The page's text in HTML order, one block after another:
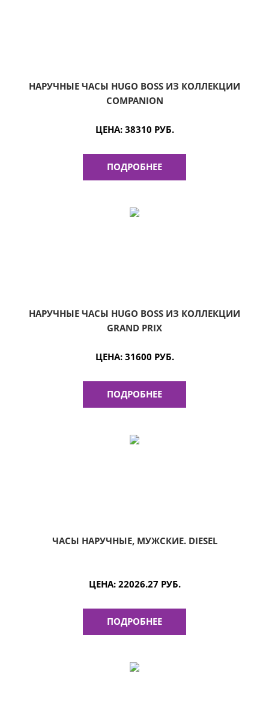
НАРУЧНЫЕ ЧАСЫ HUGO BOSS ИЗ КОЛЛЕКЦИИ
COMPANION
ЦЕНА:38310 РУБ.
ПОДРОБНЕЕ
НАРУЧНЫЕ ЧАСЫ HUGO BOSS ИЗ КОЛЛЕКЦИИ
GRAND PRIX
ЦЕНА:31600 РУБ.
ПОДРОБНЕЕ
ЧАСЫ НАРУЧНЫЕ, МУЖСКИЕ. DIESEL
ЦЕНА:22026.27 РУБ.
ПОДРОБНЕЕ